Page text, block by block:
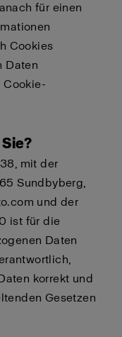
für einen
Cookies
Daten
Cookie-
mit der
Sundbyberg,
und der
ist für die
Daten
korrekt und
Gesetzen